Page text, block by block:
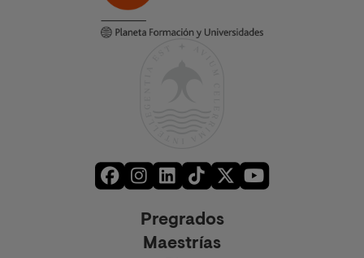
Pregrados
Maestrías